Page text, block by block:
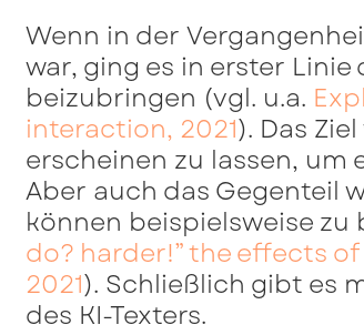
Wenn in der
war, ging es in erster Linie
beizubringen (vgl. u.a.
interaction, 2021). Das
erscheinen zu lassen,
Aber auch das Gegenteil
können beispielsweise
do? harder!” the effects
2021). Schließlich gibt es
des KI-Texters.